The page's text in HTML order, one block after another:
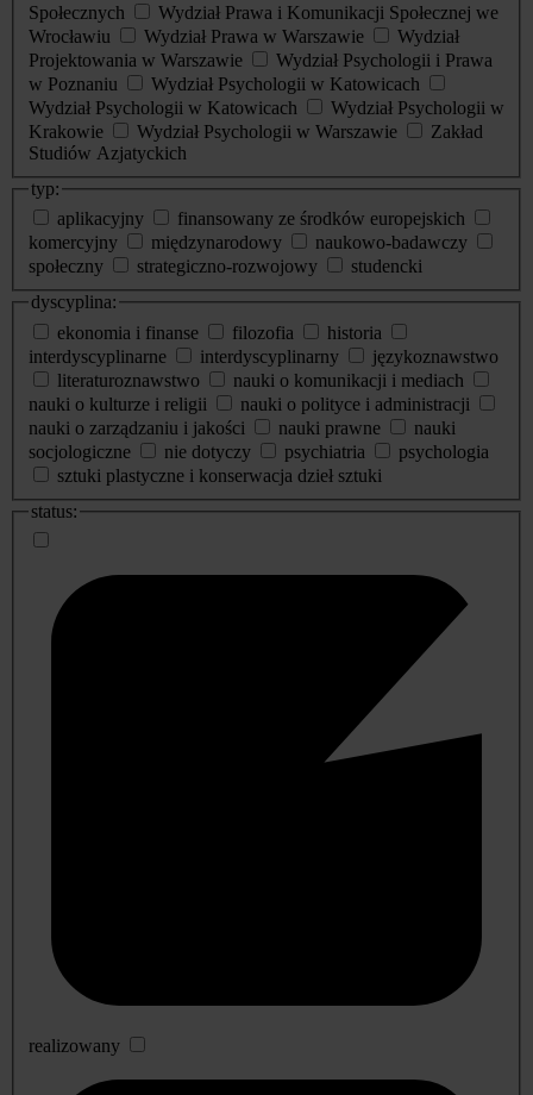
Społecznych
Wydział Prawa i Komunikacji Społecznej we
Wrocławiu
Wydział Prawa w Warszawie
Wydział
Projektowania w Warszawie
Wydział Psychologii i Prawa
w Poznaniu
Wydział Psychologii w Katowicach
Wydział Psychologii w Katowicach
Wydział Psychologii w
Krakowie
Wydział Psychologii w Warszawie
Zakład
Studiów Azjatyckich
typ:
aplikacyjny
finansowany ze środków europejskich
komercyjny
międzynarodowy
naukowo-badawczy
społeczny
strategiczno-rozwojowy
studencki
dyscyplina:
ekonomia i finanse
filozofia
historia
interdyscyplinarne
interdyscyplinarny
językoznawstwo
literaturoznawstwo
nauki o komunikacji i mediach
nauki o kulturze i religii
nauki o polityce i administracji
nauki o zarządzaniu i jakości
nauki prawne
nauki
socjologiczne
nie dotyczy psychiatria
psychologia
sztuki plastyczne i konserwacja dzieł sztuki
status:
realizowany